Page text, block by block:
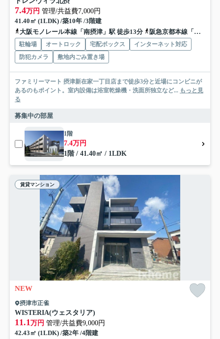
7.4万円 管理/共益費7,000円
41.40㎡ (1LDK) /築10年 /3階建
大阪モノレール本線「南摂津」駅 徒歩13分
阪急京都本線「摂津市」駅 徒歩38分
駐輪場 オートロック 宅配ボックス
インターネット対応
防犯カメラ
敷地内ごみ置き場
ファミリーマート 摂津新在家一丁目店まで徒歩3分と近場にコンビニが
あるのもポイント。室内設備は浴室乾燥機・洗面所独立など... もっと見
る
募集中の部屋
1階
7.4万円
1階 / 41.40㎡ / 1LDK
賃貸マンション
NEW
摂津市正雀
WISTERIA(ウェスタリア)
11.1 万円 管理/共益費9,000円
42.43㎡ (1LDK) /築2年 /4階建